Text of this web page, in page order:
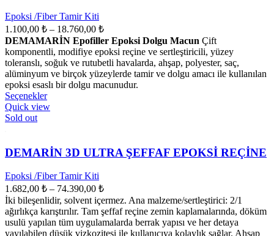
Epoksi /Fiber Tamir Kiti
1.100,00 ₺ – 18.760,00 ₺Fiyat
aralığı:
1.100,00 ₺
-
18.760,00 ₺
DEMAMARİN Epofiller Epoksi Dolgu Macun Çift
komponentli, modifiye epoksi reçine ve sertleştiricili, yüzey
toleranslı, soğuk ve rutubetli havalarda, ahşap, polyester, saç,
alüminyum ve birçok yüzeylerde tamir ve dolgu amacı ile kullanılan
epoksi esaslı bir dolgu macunudur.
SeçeneklerBu
ürünün
var.
Seçenekler
ürün
sayfasından
seçilebilir
Quick view
Sold out
DEMARİN 3D ULTRA ŞEFFAF EPOKSİ REÇİNE
Epoksi /Fiber Tamir Kiti
1.682,00 ₺ – 74.390,00 ₺Fiyat
aralığı:
1.682,00 ₺
-
İki bileşenlidir, solvent içermez. Ana malzeme/sertleştirici: 2/1
ağırlıkça karıştırılır. Tam şeffaf reçine zemin kaplamalarında, döküm
usulü yapılan tüm uygulamalarda berrak yapısı ve her detaya
yayılabilen düşük vizkozitesi ile kullanıcıya kolaylık sağlar. Ahşap